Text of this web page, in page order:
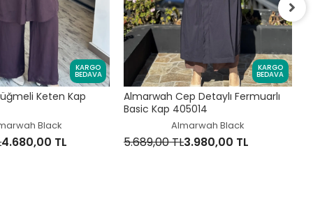
KARGO
BEDAVA
Keten Kap
Black
4.680,00 TL
KARGO
BEDAVA
Almarwah Cep Detaylı Fermuarlı
Basic Kap 405014
Almarwah Black
5.689,00 TL3.980,00 TL